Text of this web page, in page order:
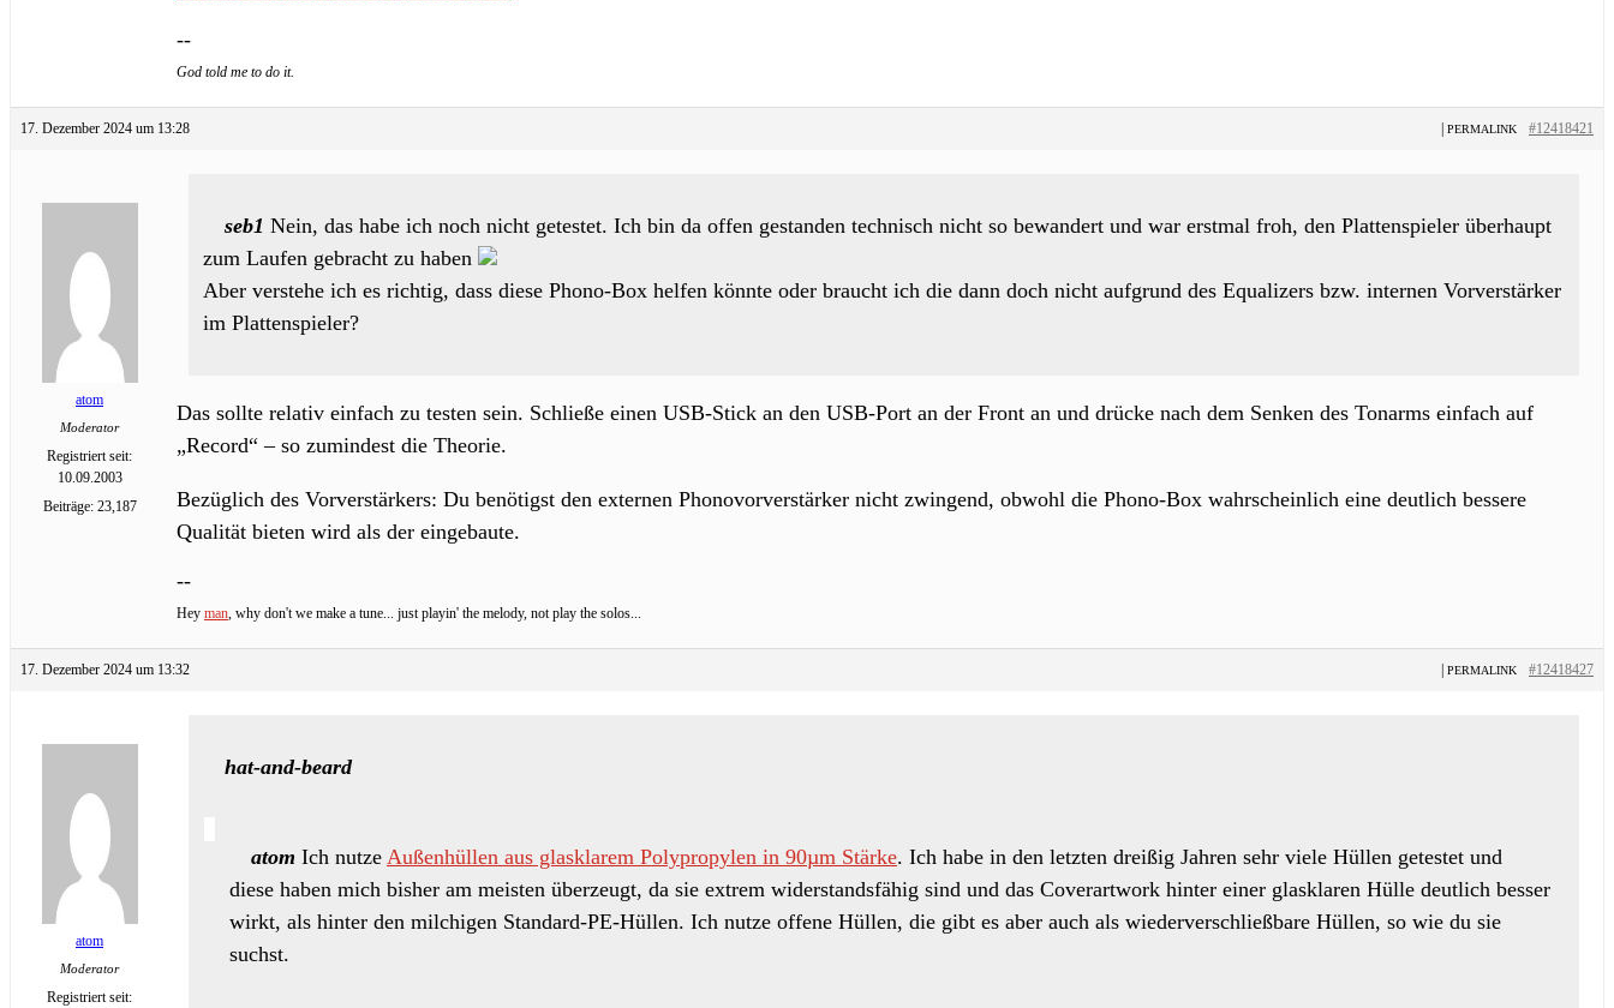
--
God told me to do it.
17. Dezember 2024 um 13:28 #12418421
| PERMALINK
atom
Moderator
Registriert seit:
10.09.2003
Beiträge: 23,187
seb1 Nein, das habe ich noch nicht getestet. Ich bin da offen gestanden technisch nicht so bewandert und war erstmal froh, den Plattenspieler überhaupt
zum Laufen gebracht zu haben
Aber verstehe ich es richtig, dass diese Phono-Box helfen könnte oder braucht ich die dann doch nicht aufgrund des Equalizers bzw. internen Vorverstärker
im Plattenspieler?
Das sollte relativ einfach zu testen sein. Schließe einen USB-Stick an den USB-Port an der Front an und drücke nach dem Senken des Tonarms einfach auf
„Record“ – so zumindest die Theorie.
Bezüglich des Vorverstärkers: Du benötigst den externen Phonovorverstärker nicht zwingend, obwohl die Phono-Box wahrscheinlich eine deutlich bessere
Qualität bieten wird als der eingebaute.
--
Hey man, why don't we make a tune... just playin' the melody, not play the solos...
17. Dezember 2024 um 13:32 #12418427
| PERMALINK
atom
Moderator
Registriert seit:
hat-and-beard
atom Ich nutze Außenhüllen aus glasklarem Polypropylen in 90µm Stärke. Ich habe in den letzten dreißig Jahren sehr viele Hüllen getestet und
diese haben mich bisher am meisten überzeugt, da sie extrem widerstandsfähig sind und das Coverartwork hinter einer glasklaren Hülle deutlich besser
wirkt, als hinter den milchigen Standard-PE-Hüllen. Ich nutze offene Hüllen, die gibt es aber auch als wiederverschließbare Hüllen, so wie du sie
suchst.